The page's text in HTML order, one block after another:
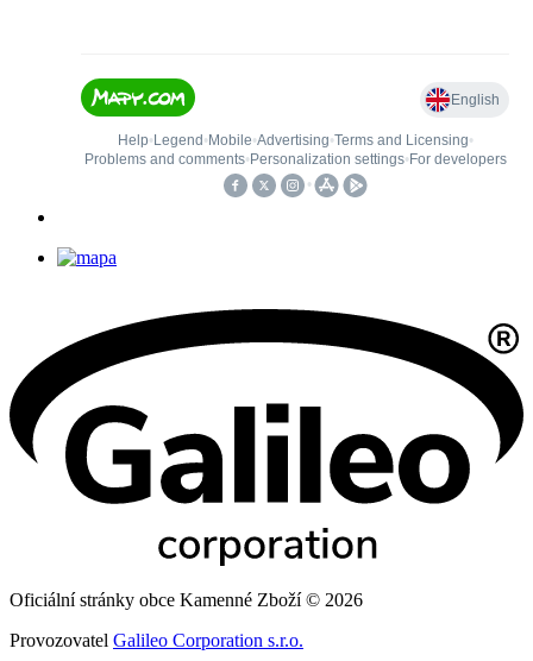
Oficiální stránky obce Kamenné Zboží © 2026
Provozovatel Galileo Corporation s.r.o.